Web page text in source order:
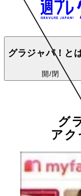
グラジャパ！と
開/閉
グ
ア